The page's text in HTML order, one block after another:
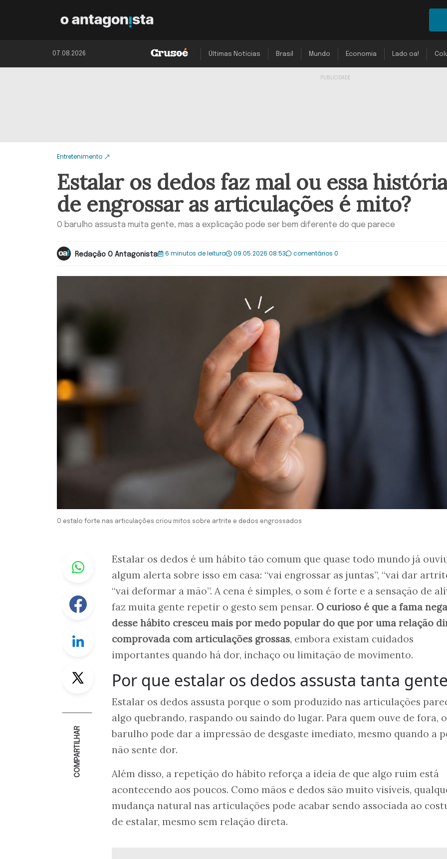
07.08.2026 Últimas Notícias Brasil Mundo Economia Lado oa!
Entretenimento
Estalar os dedos faz mal ou essa história
de engrossar as articulações é mito?
O barulho assusta muita gente, mas a explicação pode ser bem diferente do que parece
Redação O Antagonista 6 minutos de leitura 09.05.2026 08:53 comentários 0
O estalo forte nas articulações criou mitos sobre artrite e dedos engrossados
Whastapp
Facebook
COMPARTILHAR
Estalar os dedos é um hábito tão comum que quase todo mundo já
algum alerta sobre isso em casa: “vai engrossar as juntas”, “vai dar
“vai deformar a mão”. A cena é simples, o som é forte e a sensação de
faz muita gente repetir o gesto sem pensar. O curioso é que a fama
desse hábito cresceu mais por medo popular do que por uma relação
comprovada com articulações grossas, embora existam cuidados
importantes quando há dor, inchaço ou limitação de movimento.
Por que estalar os dedos assusta tanta
Estalar os dedos assusta porque o som produzido nas articulações
algo quebrando, raspando ou saindo do lugar. Para quem ouve de fora, o
barulho pode dar a impressão de desgaste imediato, mesmo quando a
não sente dor.
Além disso, a repetição do hábito reforça a ideia de que algo ruim está
acontecendo aos poucos. Como mãos e dedos são muito visíveis,
mudança natural nas articulações pode acabar sendo associada ao
de estalar, mesmo sem relação direta.